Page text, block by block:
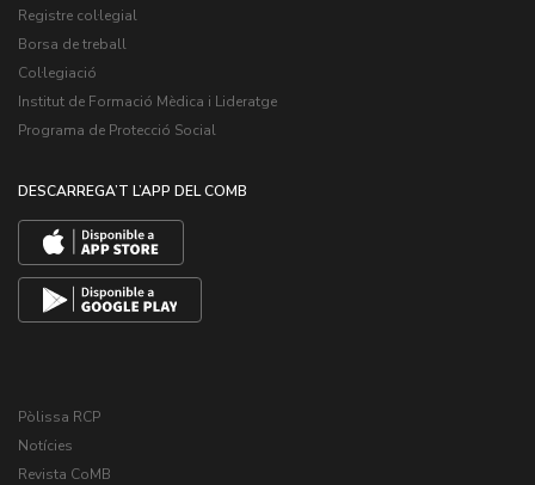
Registre col·legial
Borsa de treball
Col·legiació
Institut de Formació Mèdica i Lideratge
Programa de Protecció Social
DESCARREGA’T L’APP DEL COMB
Pòlissa RCP
Notícies
Revista CoMB